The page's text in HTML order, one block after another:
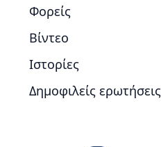
Φορείς
Βίντεο
Ιστορίες
Δημοφιλείς ερωτήσεις